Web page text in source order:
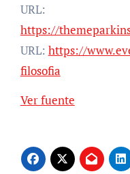
URL:
https://
URL: https://
filosofia
Navegación
entradas
Ver fuente